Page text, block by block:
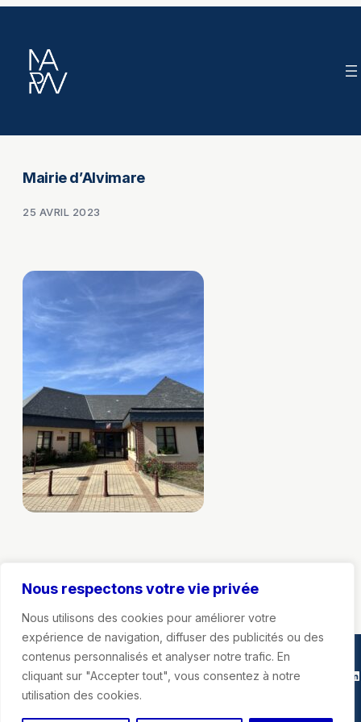
Nous respectons votre vie privée
Nous utilisons des cookies pour améliorer votre
expérience de navigation, diffuser des publicités ou des
contenus personnalisés et analyser notre trafic. En
cliquant sur "Accepter tout", vous consentez à notre
utilisation des cookies.
contenu
Mairie d’Alvimare
25 AVRIL 2023
Marie-Agnès Poussier-Winsback